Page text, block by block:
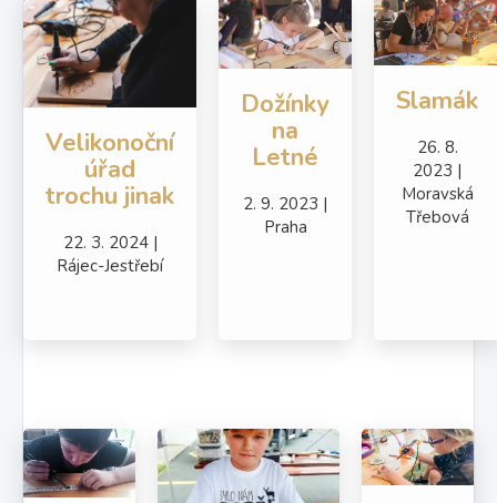
Velikonoční
úřad
trochu jinak
22. 3. 2024 |
Rájec-Jestřebí
Dožínky
na
Letné
2. 9. 2023 |
Praha
Slamák
26. 8.
2023 |
Moravská
Třebová